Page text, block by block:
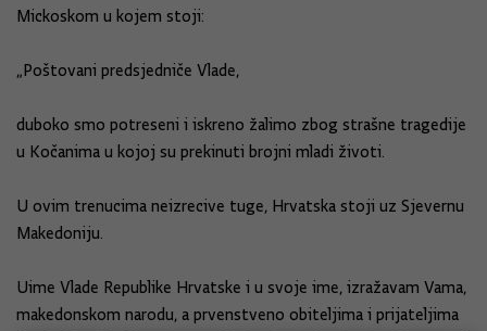
Mickoskom u kojem stoji:
„Poštovani predsjedniče Vlade,
duboko smo potreseni i iskreno žalimo zbog strašne tragedije
u Kočanima u kojoj su prekinuti brojni mladi životi.
U ovim trenucima neizrecive tuge, Hrvatska stoji uz Sjevernu
Makedoniju.
Uime Vlade Republike Hrvatske i u svoje ime, izražavam Vama,
makedonskom narodu, a prvenstveno obiteljima i prijateljima